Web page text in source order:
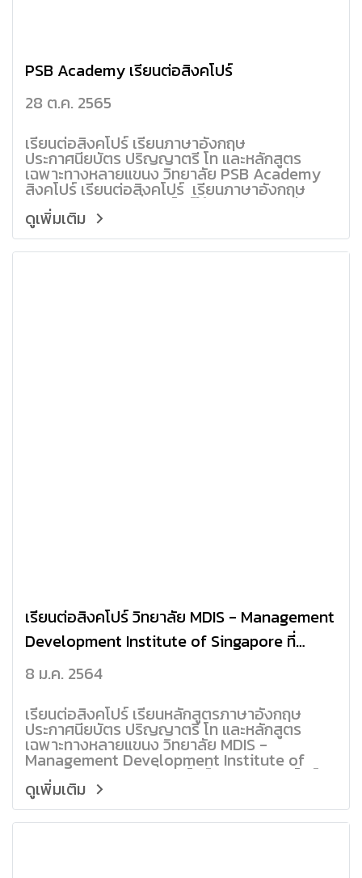
PSB Academy เรียนต่อสิงคโปร์
28 ต.ค. 2565
เรียนต่อสิงคโปร์ เรียนภาษาอังกฤษ
ประกาศนียบัตร ปริญญาตรี โท และหลักสูตร
เฉพาะทางหลายแขนง วิทยาลัย PSB Academy
สิงคโปร์ เรียนต่อสิงคโปร์ เรียนภาษาอังกฤษ
เรียนปริญญาตรี ที่สิงคโปร์ใช้เวลาเพียง 2 ปี /
ปริญญาโท 1 ปี
ดูเพิ่มเติม
เรียนต่อสิงคโปร์ วิทยาลัย MDIS - Management
Development Institute of Singapore ที่
สิงคโปร์
8 ม.ค. 2564
เรียนต่อสิงคโปร์ เรียนหลักสูตรภาษาอังกฤษ
ประกาศนียบัตร ปริญญาตรี โท และหลักสูตร
เฉพาะทางหลายแขนง วิทยาลัย MDIS -
Management Development Institute of
Singapore (MDIS) ที่สิงคโปร์ เรียนต่อสิงคโปร์
เรียนภาษาอังกฤษ เรียนปริญญาตรี ที่สิงคโปร์ใช้
เวลาเพียง 2 ปี / ปริญญาโท 1 ปี
ดูเพิ่มเติม